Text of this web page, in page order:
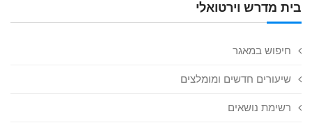
בית מדרש וירטואלי
חיפוש במאגר
שיעורים חדשים ומומלצים
רשימת נושאים